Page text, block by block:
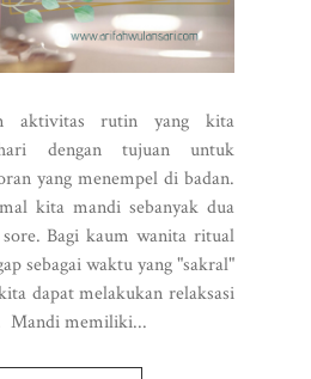
aktivitas rutin yang kita
dengan tujuan untuk
yang menempel di badan.
kita mandi sebanyak dua
Bagi kaum wanita ritual
sebagai waktu yang "sakral"
dapat melakukan relaksasi
Mandi memiliki...